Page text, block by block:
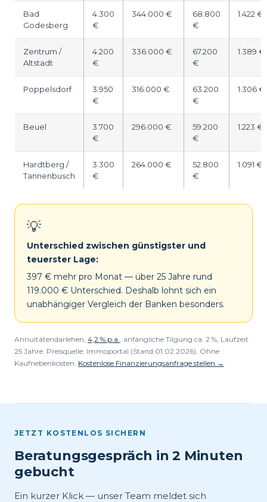
Bad
Godesberg
4.300
€
344.000 €
68.800
€
1.422 €
Zentrum /
Altstadt
4.200
€
336.000 €
67.200
€
1.389 €
Poppelsdorf
3.950
€
316.000 €
63.200
€
1.306 €
Beuel
3.700
€
296.000 €
59.200
€
1.223 €
Hardtberg /
Tannenbusch
3.300
€
264.000 €
52.800
€
1.091 €
💡
Unterschied zwischen günstigster und
teuerster Lage:
397 € mehr pro Monat — über 25 Jahre rund
119.000 € Unterschied. Deshalb lohnt sich ein
unabhängiger Vergleich der Banken besonders.
Annuitätendarlehen, 4,2 % p.a., anfängliche Tilgung ca. 2 %, Laufzeit
25 Jahre. Preisquelle: Immoportal (Stand 01.02.2026). Ohne
Kaufnebenkosten. Kostenlose Finanzierungsanfrage stellen →
JETZT KOSTENLOS SICHERN
Beratungsgespräch in 2 Minuten
gebucht
Ein kurzer Klick — unser Team meldet sich